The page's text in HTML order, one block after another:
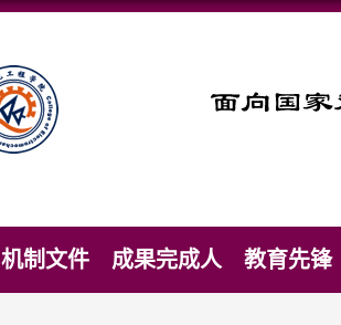
机制文件 成果完成人 教育先锋